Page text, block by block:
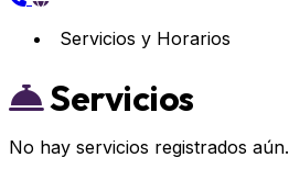
Servicios y Horarios
Servicios
No hay servicios registrados aún.